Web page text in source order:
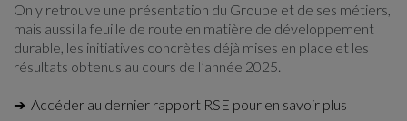
On y retrouve une présentation du Groupe et de ses métiers,
mais aussi la feuille de route en matière de développement
durable, les initiatives concrètes déjà mises en place et les
résultats obtenus au cours de l’année 2025.
➔ Accéder au dernier rapport RSE pour en savoir plus